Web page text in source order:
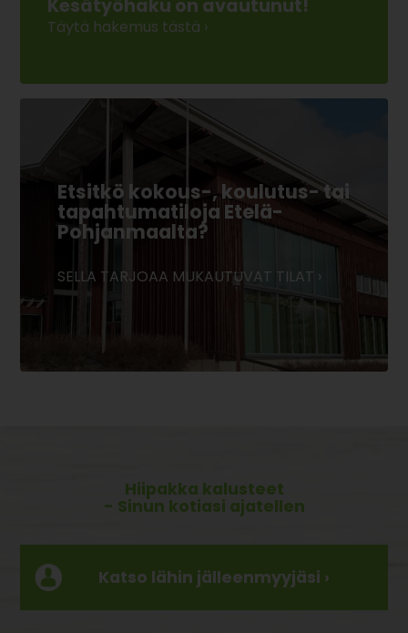
Kesätyöhaku on avautunut!
Täytä hakemus tästä ›
Etsitkö kokous-, koulutus- tai
tapahtumatiloja Etelä-
Pohjanmaalta?
SELLA TARJOAA MUKAUTUVAT TILAT ›
Hiipakka kalusteet
- Sinun kotiasi ajatellen
Katso lähin jälleenmyyjäsi ›